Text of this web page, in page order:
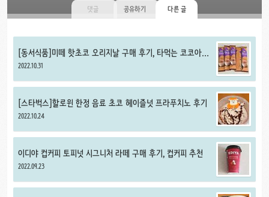
댓글 공유하기 다른 글
[동서식품]미떼 핫초코 오리지날 구매 후기, 타먹는 코코아
가루 추천
2022.10.31
[스타벅스]할로윈 한정 음료 초코 헤이즐넛 프라푸치노 후기
2022.10.24
이디야 컵커피 토피넛 시그니처 라떼 구매 후기, 컵커피 추천
2022.09.23